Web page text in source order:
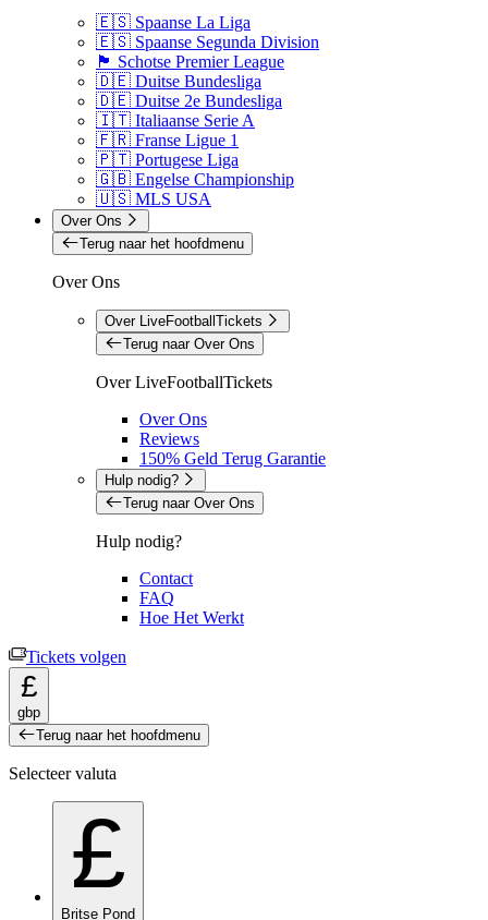
🇪🇸 Spaanse La Liga
🇪🇸 Spaanse Segunda Division
🏴󠁧󠁢󠁳󠁣󠁴󠁿 Schotse Premier League
🇩🇪 Duitse Bundesliga
🇩🇪 Duitse 2e Bundesliga
🇮🇹 Italiaanse Serie A
🇫🇷 Franse Ligue 1
🇵🇹 Portugese Liga
🇬🇧 Engelse Championship
🇺🇸 MLS USA
Over Ons
Terug naar het hoofdmenu
Over Ons
Over LiveFootballTickets
Terug naar Over Ons
Over LiveFootballTickets
Over Ons
Reviews
150% Geld Terug Garantie
Hulp nodig?
Terug naar Over Ons
Hulp nodig?
Contact
FAQ
Hoe Het Werkt
Tickets volgen
£
gbp
Terug naar het hoofdmenu
Selecteer valuta
£
Britse Pond